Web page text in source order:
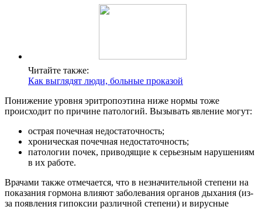
Читайте также:
Как выглядят люди, больные проказой
Понижение уровня эритропоэтина ниже нормы тоже
происходит по причине патологий. Вызывать явление могут:
острая почечная недостаточность;
хроническая почечная недостаточность;
патологии почек, приводящие к серьезным нарушениям
в их работе.
Врачами также отмечается, что в незначительной степени на
показания гормона влияют заболевания органов дыхания (из-
за появления гипоксии различной степени) и вирусные